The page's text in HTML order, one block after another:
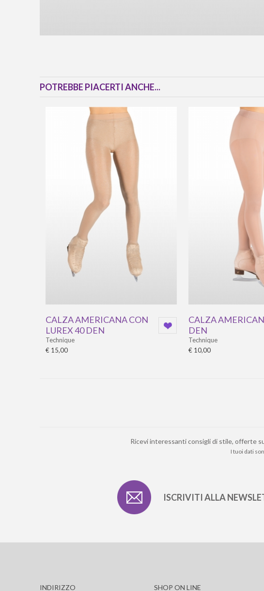
POTREBBE PIACERTI ANCHE...
CALZA AMERICANA CON
LUREX 40 DEN
Technique
€ 15,00
CALZA
DEN
Technique
€ 10,00
Ricevi interessanti consigli di stile, offerte
I tuoi dati
ISCRIVITI ALLA
INDIRIZZO SHOP ON LINE